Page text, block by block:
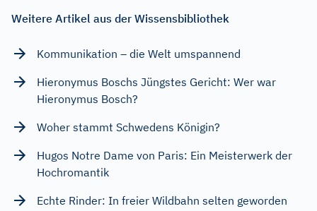
Weitere Artikel aus der Wissensbibliothek
Kommunikation – die Welt umspannend
Hieronymus Boschs Jüngstes Gericht: Wer war
Hieronymus Bosch?
Woher stammt Schwedens Königin?
Hugos Notre Dame von Paris: Ein Meisterwerk der
Hochromantik
Echte Rinder: In freier Wildbahn selten geworden